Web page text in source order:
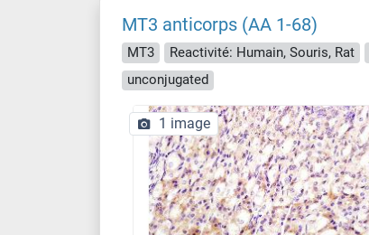
MT3 anticorps (AA 1-68)
MT3 Reactivité: Humain, Souris, Rat
unconjugated
1 image